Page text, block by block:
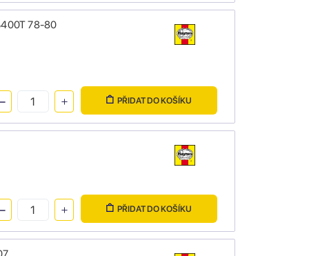
78-80
PŘIDAT DO KOŠÍKU
PŘIDAT DO KOŠÍKU